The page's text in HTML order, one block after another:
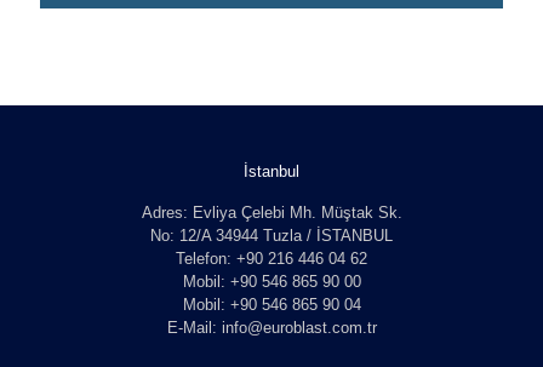
İstanbul
Adres: Evliya Çelebi Mh. Müştak Sk.
No: 12/A 34944 Tuzla / İSTANBUL
Telefon: +90 216 446 04 62
Mobil: +90 546 865 90 00
Mobil: +90 546 865 90 04
E-Mail: info@euroblast.com.tr